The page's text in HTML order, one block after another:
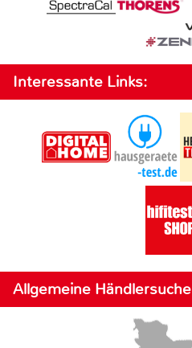
Interessante Links:
Allgemeine Händlersuche